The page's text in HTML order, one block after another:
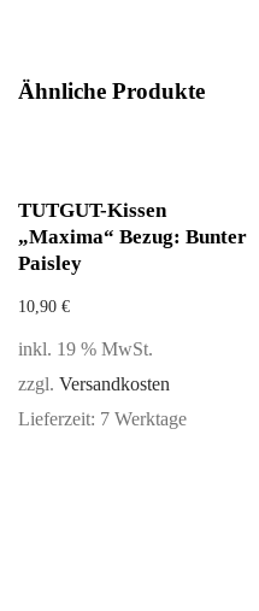
Ähnliche Produkte
TUTGUT-Kissen
„Maxima“ Bezug: Bunter
Paisley
10,90 €
inkl. 19 % MwSt.
zzgl. Versandkosten
Lieferzeit: 7 Werktage